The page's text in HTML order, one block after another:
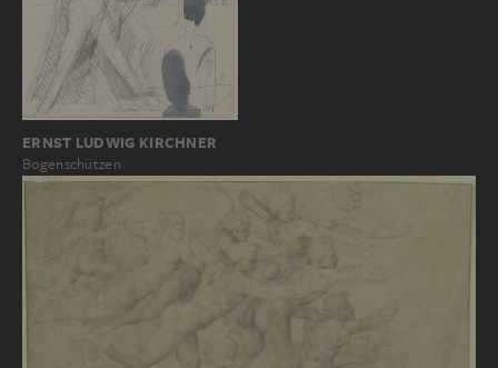
ERNST LUDWIG KIRCHNER
Bogenschützen